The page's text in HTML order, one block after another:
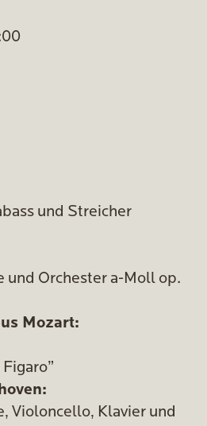
und Streicher
und Orchester a-Moll op.
Mozart:
Violoncello, Klavier und